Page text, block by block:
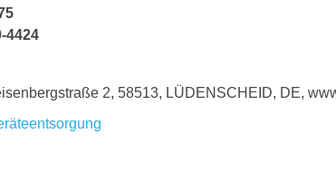
4424
2, 58513, LÜDENSCHEID, DE,